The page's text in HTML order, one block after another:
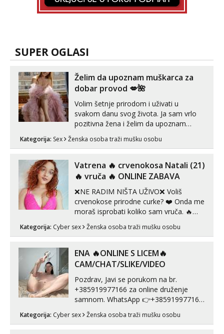
SUPER OGLASI
Želim da upoznam muškarca za
dobar provod 💋🌺
Volim šetnje prirodom i uživati u
svakom danu svog života. Ja sam vrlo
pozitivna žena i želim da upoznam
može i nešto više.💋🌺 Klikni na link
Kategorija: Sex Ženska osoba traži mušku osobu
Vatrena ‎️‍🔥 crvenokosa Natali (21)
‎️‍🔥 vruča‎ ️‍🔥 ONLINE ZABAVA
❌NE RADIM NIŠTA UŽIVO❌ Voliš
crvenokose prirodne curke? ❤️ Onda me
moraš isprobati koliko sam vruča.‎ ️‍🔥
MLADA vražica koja ima 100%
prorodne grudi, 💦 Misli su mi uvijek
U mojoj raznolikoj ponudi možeš
pranaći nešto po svojoj mjeri. Sexi videa
Kategorija: Cyber sex Ženska osoba traži mušku osobu
ENA 🔥ONLINE S LICEM🔥
CAM/CHAT/SLIKE/VIDEO
Pozdrav, Javi se porukom na br.
+385919977166 za online druženje
samnom. WhatsApp 👉+385919977166
Telegram 👉@enafriedrichkis Radim
videopozive s licem, solo i s partnerom,
Kategorija: Cyber sex Ženska osoba traži mušku osobu